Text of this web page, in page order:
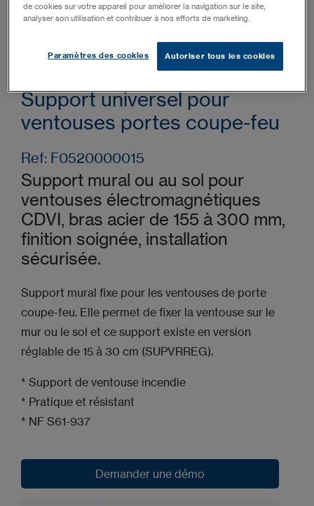
SUPVR
Support universel pour
ventouses portes coupe-feu
Ref: F0520000015
Support mural ou au sol pour
ventouses électromagnétiques
CDVI, bras acier de 155 à 300 mm,
finition soignée, installation
sécurisée.
Support mural fixe pour les ventouses de porte
coupe-feu. Elle permet de fixer la ventouse sur le
mur ou le sol et ce support existe en version
réglable de 15 à 30 cm (SUPVRREG).
* Support de ventouse incendie
* Pratique et résistant
* NF S61-937
Demander une démo
de cookies sur votre appareil pour améliorer la navigation sur le site,
analyser son utilisation et contribuer à nos efforts de marketing.
Autoriser tous les cookies
Paramètres des cookies